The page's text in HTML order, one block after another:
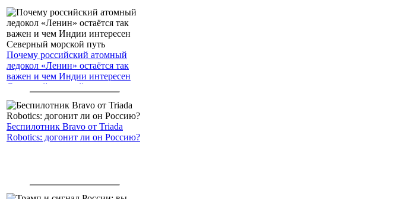
Почему российский атомный
ледокол «Ленин» остаётся так
важен и чем Индии интересен
Северный морской путь
Беспилотник Bravo от Triada
Robotics: догонит ли он Россию?